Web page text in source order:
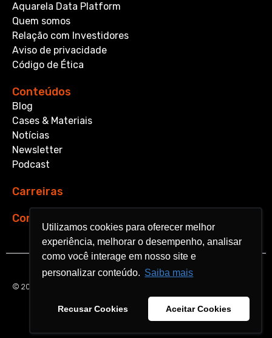
Utilizamos cookies para oferecer melhor
experiência, melhorar o desempenho, analisar
como você interage em nosso site e
personalizar conteúdo. Saiba mais
Recusar Cookies Aceitar Cookies
Utilizamos cookies para oferecer melhor
experiência, melhorar o desempenho, analisar
como você interage em nosso site e
personalizar conteúdo. Saiba mais
Recusar Cookies Aceitar Cookies
Aquarela Data Platform
Quem somos
Relação com Investidores
Aviso de privacidade
Código de Ética
Conteúdos
Blog
Cases & Materiais
Notícias
Newsletter
Podcast
Carreiras
Contato
© 2026 Aquarela Analytics. All rights reserved.